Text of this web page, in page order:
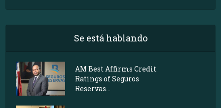
Se está hablando
AM Best Affirms Credit
Ratings of Seguros
Reservas...